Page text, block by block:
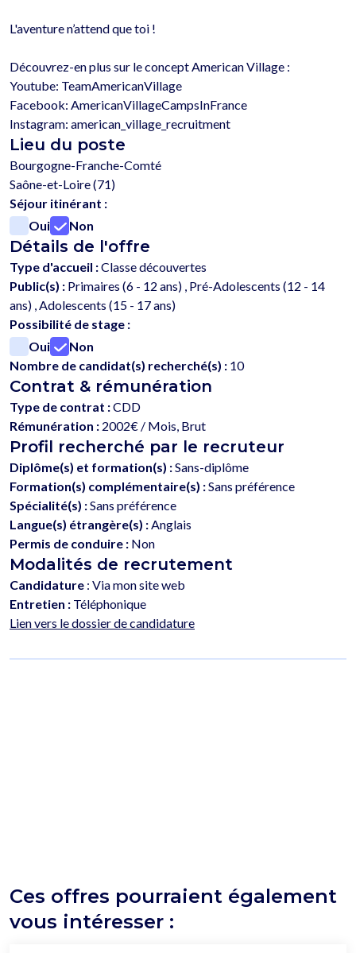
L'aventure n’attend que toi !
Découvrez-en plus sur le concept American Village :
Youtube: TeamAmericanVillage
Facebook: AmericanVillageCampsInFrance
Lieu du poste
Bourgogne-Franche-Comté
Saône-et-Loire (71)
Séjour itinérant :
Oui
Non
Détails de l'offre
Type d'accueil :Classe découvertes
Public(s) : Primaires (6 - 12 ans) , Pré-Adolescents (12 - 14
ans) , Adolescents (15 - 17 ans)
Possibilité de stage :
Oui
Non
Nombre de candidat(s) recherché(s) : 10
Contrat & rémunération
Type de contrat :CDD
Rémunération : 2002€ / Mois, Brut
Profil recherché par le recruteur
Diplôme(s) et formation(s) :Sans-diplôme
Formation(s) complémentaire(s) :Sans préférence
Spécialité(s) :Sans préférence
Langue(s) étrangère(s) :Anglais
Permis de conduire : Non
Modalités de recrutement
Candidature : Via mon site web
Entretien : Téléphonique
Lien vers le dossier de candidature
Ces offres pourraient également
vous intéresser :